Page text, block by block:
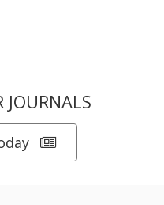
JOURNALS